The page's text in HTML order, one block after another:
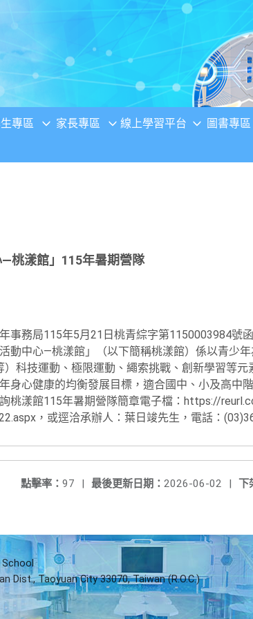
專區 家長專區 線上學習平台 圖書專區
—桃漾館」115年暑期營隊
務局115年5月21日桃青綜字第1150003984號函
中心—桃漾館」（以下簡稱桃漾館）係以青少
）科技運動、極限運動、繩索挑戰、創新學習等
身心健康的均衡發展目標，適合國中、小及高中
桃漾館115年暑期營隊簡章電子檔：https://
，或逕洽承辦人：葉日竣先生，電話：
下
最後更新日期： 2026-06-02 |
點擊率： 97 |
Dist., Taoyuan City 33070, Taiwan (R.O.C.)